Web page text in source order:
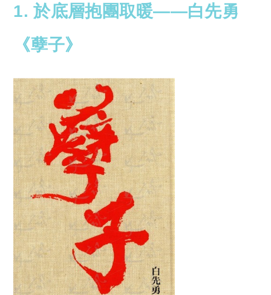
1. 於底層抱團取暖——白先勇
《孽子》